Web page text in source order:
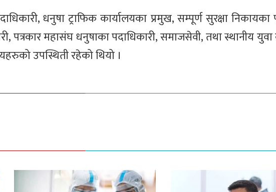
धनुषा ट्राफिक कार्यालयका प्रमुख, सम्पूर्ण सुरक्षा निकायका
पत्रकार महासंघ धनुषाका पदाधिकारी, समाजसेवी, तथा स्थानीय
उपस्थिती रहेको थियो ।